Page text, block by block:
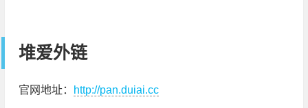
堆爱外链
官网地址： http://pan.duiai.cc